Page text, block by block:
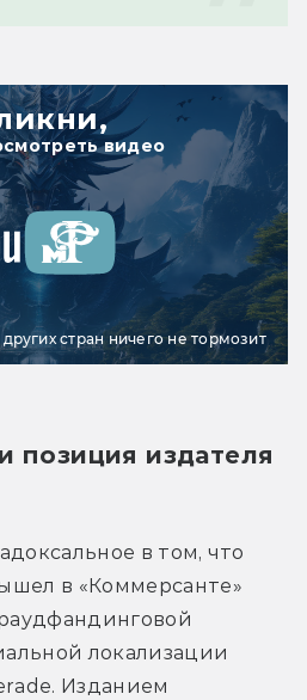
видео
стран ничего не тормозит
позиция издателя
в том, что
в «Коммерсанте»
локализации
Изданием